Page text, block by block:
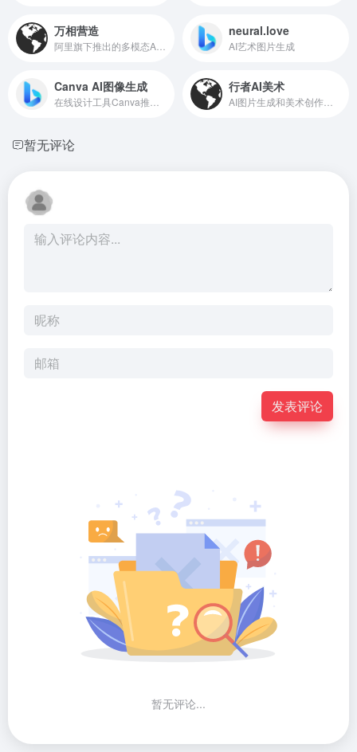
万相营造 neural.love
AI艺术图片生成
Canva AI图像生成 行者AI美术
暂无评论
发表评论
暂无评论...